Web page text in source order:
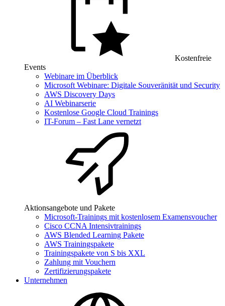
Kostenfreie
Events
Webinare im Überblick
Microsoft Webinare: Digitale Souveränität und Security
AWS Discovery Days
AI Webinarserie
Kostenlose Google Cloud Trainings
IT-Forum – Fast Lane vernetzt
Aktionsangebote und Pakete
Microsoft-Trainings mit kostenlosem Examensvoucher
Cisco CCNA Intensivtrainings
AWS Blended Learning Pakete
AWS Trainingspakete
Trainingspakete von S bis XXL
Zahlung mit Vouchern
Zertifizierungspakete
Unternehmen